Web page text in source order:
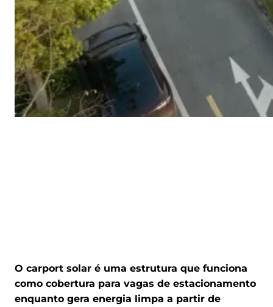
O carport solar é uma estrutura que funciona
como cobertura para vagas de estacionamento
enquanto gera energia limpa a partir de